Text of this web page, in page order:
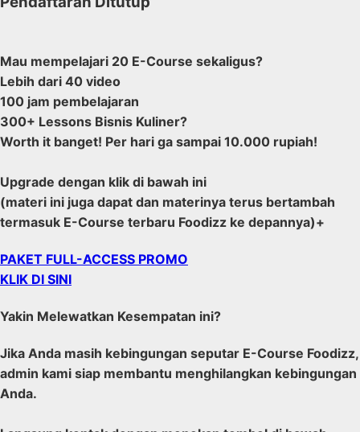
Mau mempelajari 20 E-Course sekaligus?
Lebih dari 40 video
100 jam pembelajaran
300+ Lessons Bisnis Kuliner?
Worth it banget! Per hari ga sampai 10.000 rupiah!
Upgrade dengan klik di bawah ini
(materi ini juga dapat dan materinya terus bertambah
termasuk E-Course terbaru Foodizz ke depannya)+
PAKET FULL-ACCESS PROMO
KLIK DI SINI
Yakin Melewatkan Kesempatan ini?
Jika Anda masih kebingungan seputar E-Course Foodizz,
admin kami siap membantu menghilangkan kebingungan
Anda.